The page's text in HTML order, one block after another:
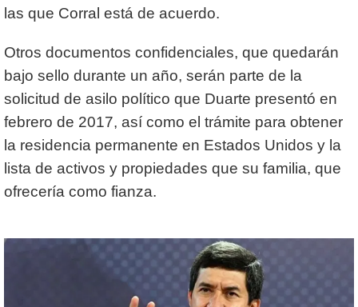
las que Corral está de acuerdo.
Otros documentos confidenciales, que quedarán
bajo sello durante un año, serán parte de la
solicitud de asilo político que Duarte presentó en
febrero de 2017, así como el trámite para obtener
la residencia permanente en Estados Unidos y la
lista de activos y propiedades que su familia, que
ofrecería como fianza.